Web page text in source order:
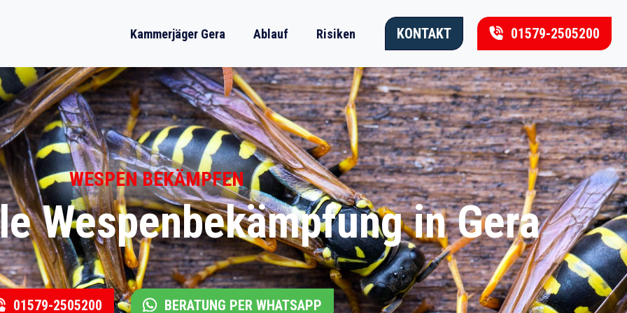
Kammerjäger Gera Ablauf Risiken KONTAKT 01579-2505200
WESPEN BEKÄMPFEN
Wespenbekämpfung in Gera
01579-2505200 BERATUNG PER WHATSAPP